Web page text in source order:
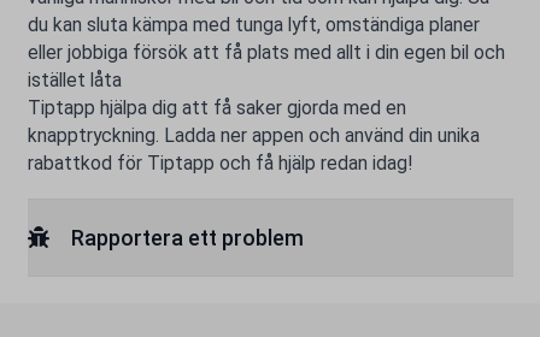
du kan sluta kämpa med tunga lyft, omständiga planer
eller jobbiga försök att få plats med allt i din egen bil och
istället låta
Tiptapp hjälpa dig att få saker gjorda med en
knapptryckning. Ladda ner appen och använd din unika
rabattkod för Tiptapp och få hjälp redan idag!
Rapportera ett problem